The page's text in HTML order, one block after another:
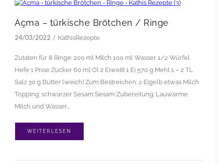
Açma – türkische Brötchen / Ringe
24/03/2022 KathisRezepte
Zutaten für 8 Ringe: 200 ml Milch 100 ml Wasser 1/2 Würfel
Hefe 1 Prise Zucker 60 ml Öl 2 Eiweiß 1 Ei 570 g Mehl 1 – 2 TL
Salz 30 g Butter (weich) Zum Bestreichen: 2 Eigelb etwas Milch
Topping: schwarzer Sesam Sesam Zubereitung: Lauwarme
Milch und Wasser…
WEITERLESEN